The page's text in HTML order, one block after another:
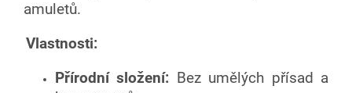
amuletů.
Vlastnosti:
Přírodní složení: Bez umělých přísad a